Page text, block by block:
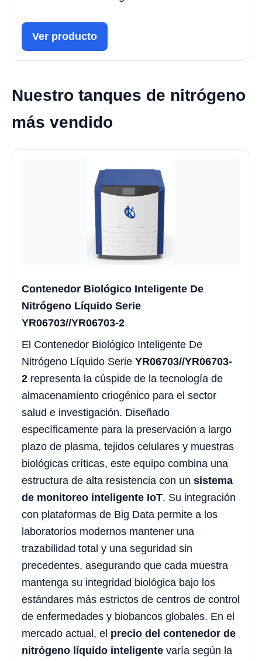
Ver producto
Nuestro tanques de nitrógeno
más vendido
Contenedor Biológico Inteligente De
Nitrógeno Líquido Serie
YR06703//YR06703-2
El Contenedor Biológico Inteligente De
Nitrógeno Líquido Serie YR06703//YR06703-
2 representa la cúspide de la tecnología de
almacenamiento criogénico para el sector
salud e investigación. Diseñado
específicamente para la preservación a largo
plazo de plasma, tejidos celulares y muestras
biológicas críticas, este equipo combina una
estructura de alta resistencia con un sistema
de monitoreo inteligente IoT. Su integración
con plataformas de Big Data permite a los
laboratorios modernos mantener una
trazabilidad total y una seguridad sin
precedentes, asegurando que cada muestra
mantenga su integridad biológica bajo los
estándares más estrictos de centros de control
de enfermedades y biobancos globales. En el
mercado actual, el precio del contenedor de
nitrógeno líquido inteligente varía según la